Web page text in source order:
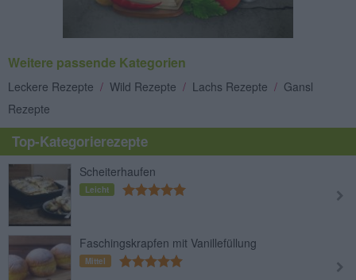
Weitere passende Kategorien
Leckere Rezepte / Wild Rezepte / Lachs Rezepte / Gansl
Rezepte
Top-Kategorierezepte
Scheiterhaufen
Leicht
Faschingskrapfen mit Vanillefüllung
Mittel